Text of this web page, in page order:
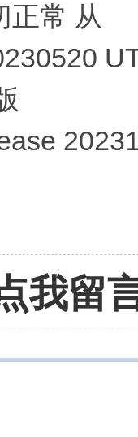
正常 从
我留